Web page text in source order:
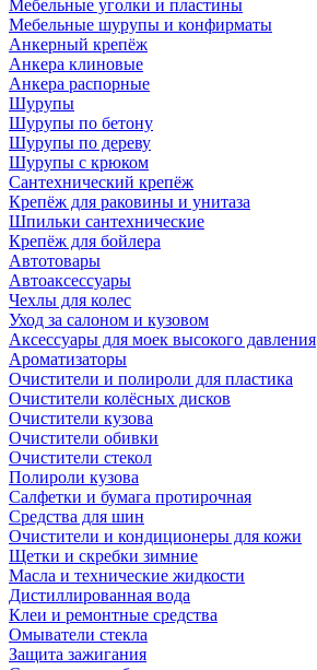
Мебельные уголки и пластины
Мебельные шурупы и конфирматы
Анкерный крепёж
Анкера клиновые
Анкера распорные
Шурупы
Шурупы по бетону
Шурупы по дереву
Шурупы с крюком
Сантехнический крепёж
Крепёж для раковины и унитаза
Шпильки сантехнические
Крепёж для бойлера
Автотовары
Автоаксессуары
Чехлы для колес
Уход за салоном и кузовом
Аксессуары для моек высокого давления
Ароматизаторы
Очистители и полироли для пластика
Очистители колёсных дисков
Очистители кузова
Очистители обивки
Очистители стекол
Полироли кузова
Салфетки и бумага протирочная
Средства для шин
Очистители и кондиционеры для кожи
Щетки и скребки зимние
Масла и технические жидкости
Дистиллированная вода
Клеи и ремонтные средства
Омыватели стекла
Защита зажигания